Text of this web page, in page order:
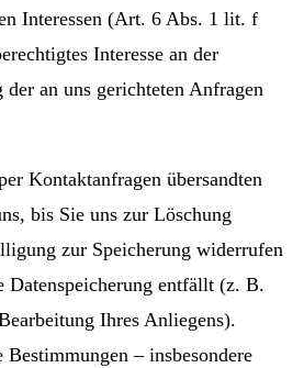
Interessen (Art. 6 Abs. 1 lit. f
Interesse an der
an uns gerichteten Anfragen
Kontaktanfragen übersandten
bis Sie uns zur Löschung
zur Speicherung widerrufen
Datenspeicherung entfällt (z. B.
Ihres Anliegens).
– insbesondere